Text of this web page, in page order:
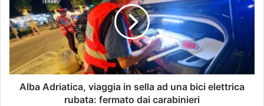
Alba Adriatica, viaggia in sella ad una bici elettrica
rubata: fermato dai carabinieri